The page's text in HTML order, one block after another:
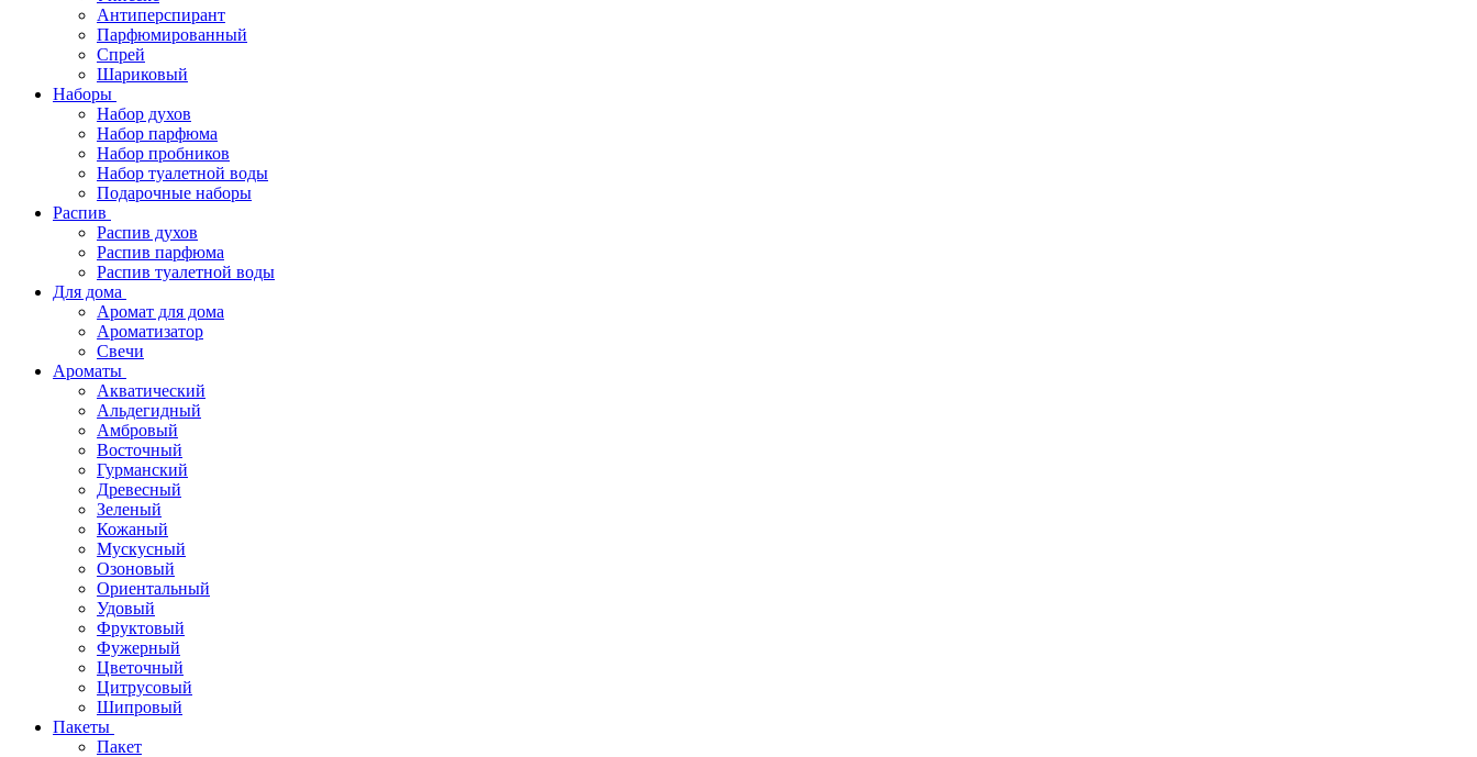
Антиперспирант
Парфюмированный
Спрей
Шариковый
Наборы
Набор духов
Набор парфюма
Набор пробников
Набор туалетной воды
Подарочные наборы
Распив
Распив духов
Распив парфюма
Распив туалетной воды
Для дома
Аромат для дома
Ароматизатор
Свечи
Ароматы
Акватический
Альдегидный
Амбровый
Восточный
Гурманский
Древесный
Зеленый
Кожаный
Мускусный
Озоновый
Ориентальный
Удовый
Фруктовый
Фужерный
Цветочный
Цитрусовый
Шипровый
Пакеты
Пакет